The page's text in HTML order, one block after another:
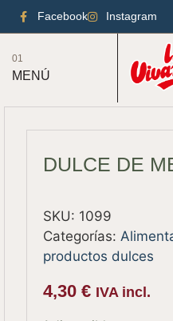
Facebook Instagram
01
MENÚ
DULCE DE
SKU: 1099
Categorías:
productos dulces
4,30€ IVA incl.